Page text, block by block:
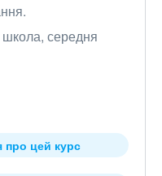
середня
про цей курс